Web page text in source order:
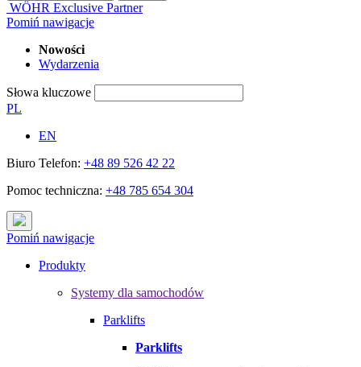
WÖHR Exclusive Partner
Pomiń nawigacje
Nowości
Wydarzenia
Słowa kluczowe
PL
EN
Biuro Telefon: +48 89 526 42 22
Pomoc techniczna: +48 785 654 304
Pomiń nawigacje
Produkty
Systemy dla samochodów
Parklifts
Parklifts